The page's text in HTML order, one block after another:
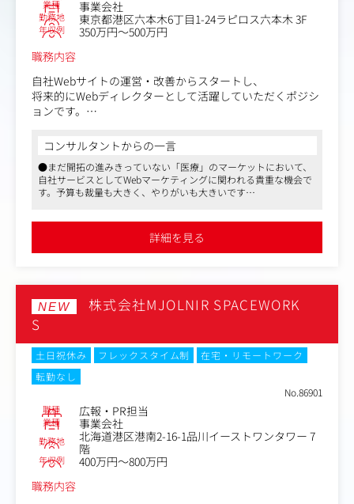
社内のクリエイティブ体制を見ていただき、ディレクショ
ン業務とデザインワークをお願いいたします。
②プロジェクトを一貫して見ていたけるデザイナーを募集
しております。（2名）
什器やパッケージ、リーフレット、レシピブックなど、多
岐にわたるデザインを担当していただきます。
＜同社の特徴・魅力＞
では難しい、ブランドを意識した内部制作体制によるクリ
エイティブで他社との差別化を図っております。最近で
は、テレビCMを打つなど、家電メーカーとしてのブラン
ドステージを上げる活動にも取り組んでおり、少数精鋭の
組織で商品開発の上流から関われる環境です。テレビや雑
しいデザインの製品が特徴です。
業種 事業会社
勤務地 東京都港区六本木6丁目1-24ラピロス六本木 3F
年収例
350万円～500万円
職務内容
自社Webサイトの運営・改善からスタートし、
将来的にWebディレクターとして活躍していただくポジシ
ョンです。
実に育成する採用枠です。
入社後は、既存HPの制作・更新業務やコンテンツ企画か
らお任せします。
経験やスキルに応じた業務からスタートし、Web制作の実
務を通じて着実にスキルを積み重ねながら、
テストなどを取り入れたディレクション業務へと幅を広げ
・データ解析・効果検証：Google Analytics等のツールを
用いた解析、年間数億円規模のWeb広告（リスティング・
DSP等）の効果検証
・施策の企画・提案：検証結果をもとにした、サイト最適
化のための次の施策立案
・UI・UXの改善：現場へのヒアリング（ユーザーの声や使
データ分析だけでなく、クリニックの「現場の声」を大切
にしながら、
集客に直結するサイト改善を行えるのがこの仕事の面白さ
です。
コンサルタントからの一言
●まだ開拓の進みきっていない「医療」のマーケットにおいて、
自社サービスとしてWebマーケティングに関われる貴重な機会で
す。予算も裁量も大きく、やりがいも大きいです
ムで汗を流してから出社される方もいらっしゃいます。オフィス
界隈はランチどころや飲み食いどころも豊富です
●変化の激しい美容業界においても設立20年を超えて会社も安定
●出産・子育て両立支援も充実しており、最大3年間と標準より
も長い育児休暇や、復帰後の時短も推奨。育休取得社員の復帰率
も高く、ライフステージの変化に合わせて無理なく働ける環境が
整っています
詳細を見る
NEW
株式会社MJOLNIR SPACEWORK
S
土日祝休み フレックスタイム制
在宅・リモートワーク
転勤なし
No.86901
職種 広報・PR担当
業種 事業会社
勤務地
北海道港区港南2-16-1品川イーストワンタワー 7
階
年収例
400万円～800万円
職務内容